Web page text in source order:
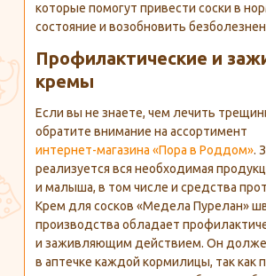
которые помогут привести соски в
состояние и возобновить
Профилактические и
кремы
Если вы не знаете, чем лечить
обратите внимание на ассортимент
интернет-магазина «Пора в Роддом».
реализуется вся необходимая
и малыша, в том числе и средства
Крем для сосков «Медела Пурелан»
производства обладает
и заживляющим действием. Он
в аптечке каждой кормилицы, так как